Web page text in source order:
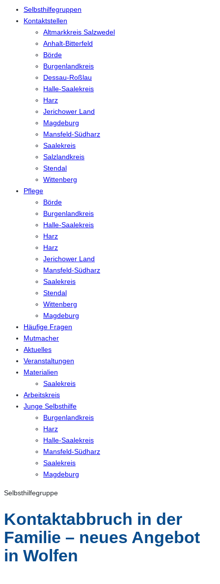
Selbsthilfegruppen
Kontaktstellen
Altmarkkreis Salzwedel
Anhalt-Bitterfeld
Börde
Burgenlandkreis
Dessau-Roßlau
Halle-Saalekreis
Harz
Jerichower Land
Magdeburg
Mansfeld-Südharz
Saalekreis
Salzlandkreis
Stendal
Wittenberg
Pflege
Börde
Burgenlandkreis
Halle-Saalekreis
Harz
Harz
Jerichower Land
Mansfeld-Südharz
Saalekreis
Stendal
Wittenberg
Magdeburg
Häufige Fragen
Mutmacher
Aktuelles
Veranstaltungen
Materialien
Saalekreis
Arbeitskreis
Junge Selbsthilfe
Burgenlandkreis
Harz
Halle-Saalekreis
Mansfeld-Südharz
Saalekreis
Magdeburg
Selbsthilfegruppe
Kontaktabbruch in der
Familie – neues Angebot
in Wolfen